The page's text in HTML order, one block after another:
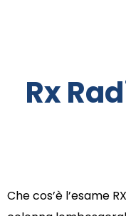
Rx
Che cos’è l’esame